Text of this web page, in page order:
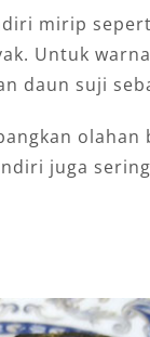
mirip
Untuk
daun suji
olahan
juga